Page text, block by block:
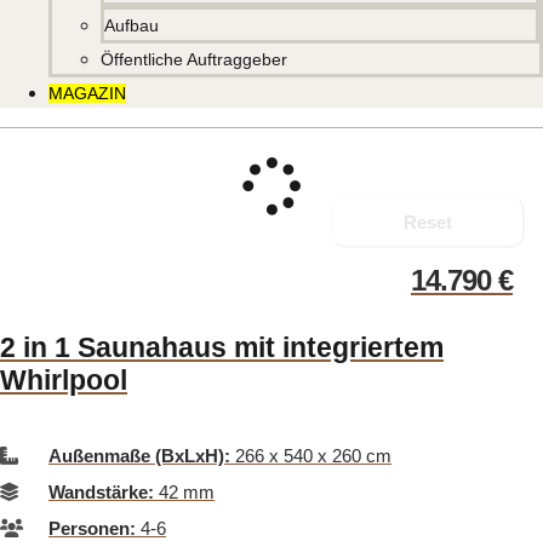
Aufbau
Öffentliche Auftraggeber
MAGAZIN
Reset
14.790€
2 in 1 Saunahaus mit integriertem
Whirlpool
Außenmaße (BxLxH): 266 x 540 x 260 cm
Wandstärke: 42 mm
Personen: 4-6